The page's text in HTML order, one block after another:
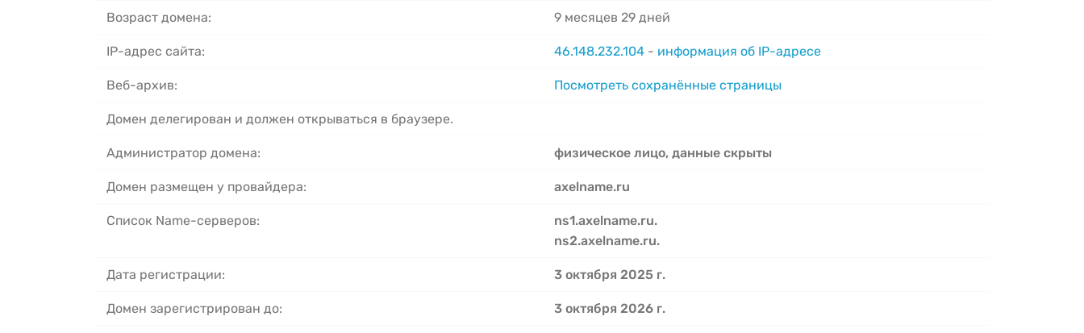
Возраст домена: 9 месяцев 29 дней
IP-адрес сайта: 46.148.232.104 - информация об IP-адресе
Веб-архив: Посмотреть сохранённые страницы
Домен делегирован и должен открываться в браузере.
Администратор домена: физическое лицо, данные скрыты
Домен размещен у провайдера: axelname.ru
Список Name-серверов:
ns1.axelname.ru.
ns2.axelname.ru.
Дата регистрации: 3 октября 2025 г.
Домен зарегистрирован до: 3 октября 2026 г.